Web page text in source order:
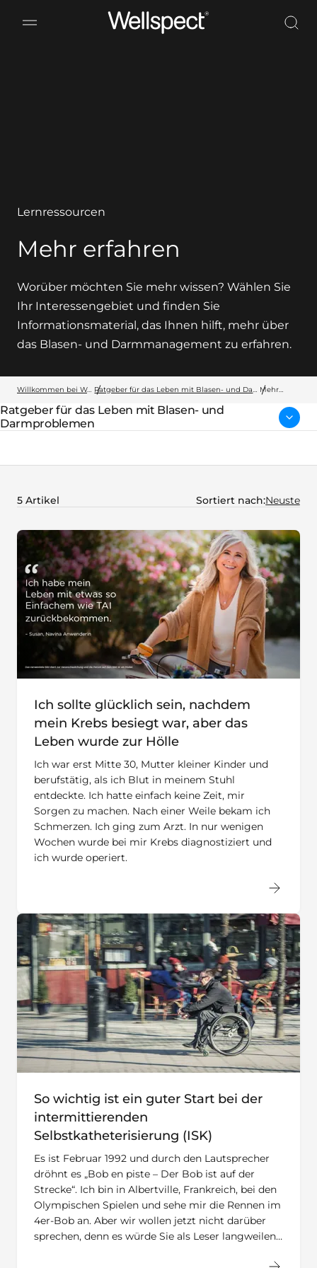
Wellspect
Lernressourcen
Mehr erfahren
Worüber möchten Sie mehr wissen? Wählen Sie
Ihr Interessengebiet und finden Sie
Informationsmaterial, das Ihnen hilft, mehr über
das Blasen- und Darmmanagement zu erfahren.
Willkommen bei Wellspect Ratgeber für das Leben mit Blasen- und Darmproblemen Mehr
übergeordnete Seite:
Ratgeber für das Leben mit Blasen- und
Darmproblemen
5 Artikel Sortiert nach:
Ich sollte glücklich sein, nachdem
mein Krebs besiegt war, aber das
Leben wurde zur Hölle
Ich war erst Mitte 30, Mutter kleiner Kinder und
berufstätig, als ich Blut in meinem Stuhl
entdeckte. Ich hatte einfach keine Zeit, mir
Sorgen zu machen. Nach einer Weile bekam ich
Schmerzen. Ich ging zum Arzt. In nur wenigen
Wochen wurde bei mir Krebs diagnostiziert und
ich wurde operiert.
So wichtig ist ein guter Start bei der
intermittierenden
Selbstkatheterisierung (ISK)
Es ist Februar 1992 und durch den Lautsprecher
dröhnt es „Bob en piste – Der Bob ist auf der
Strecke“. Ich bin in Albertville, Frankreich, bei den
Olympischen Spielen und sehe mir die Rennen im
4er-Bob an. Aber wir wollen jetzt nicht darüber
sprechen, denn es würde Sie als Leser langweilen…